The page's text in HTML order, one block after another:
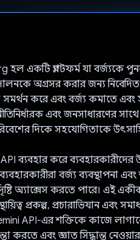
একটি প্ল্যাটফর্ম যা বর্জ্যকে
অগ্রসর করার জন্য
করে এবং বর্জ্য কমাতে এবং
নীতিনির্ধারক এবং জনসাধারণের
দিকে সহযোগিতাকে
API ব্যবহার করে
বর্জ্য ব্যবস্থাপনা
অ্যাক্সেস করতে পারে। এই
প্রকল্প, প্রচারাভিযান
API-এর শক্তিকে কাজে
করতে এবং জ্ঞাত সিদ্ধান্ত